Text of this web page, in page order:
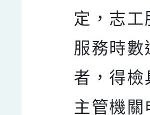
定，志
服務時
者，得檢
主管機